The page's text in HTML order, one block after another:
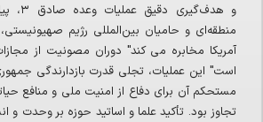
و
منطقه‌ای و حامیان بین‌المللی رژیم
آمریکا مخابره می کند" دوران مصونیت از
است" این عملیات، تجلی قدرت بازدارندگی
مستحکم آن برای دفاع از امنیت ملی و منافع
تجاوز بود. تأکید علما و اساتید حوزه بر وحدت و